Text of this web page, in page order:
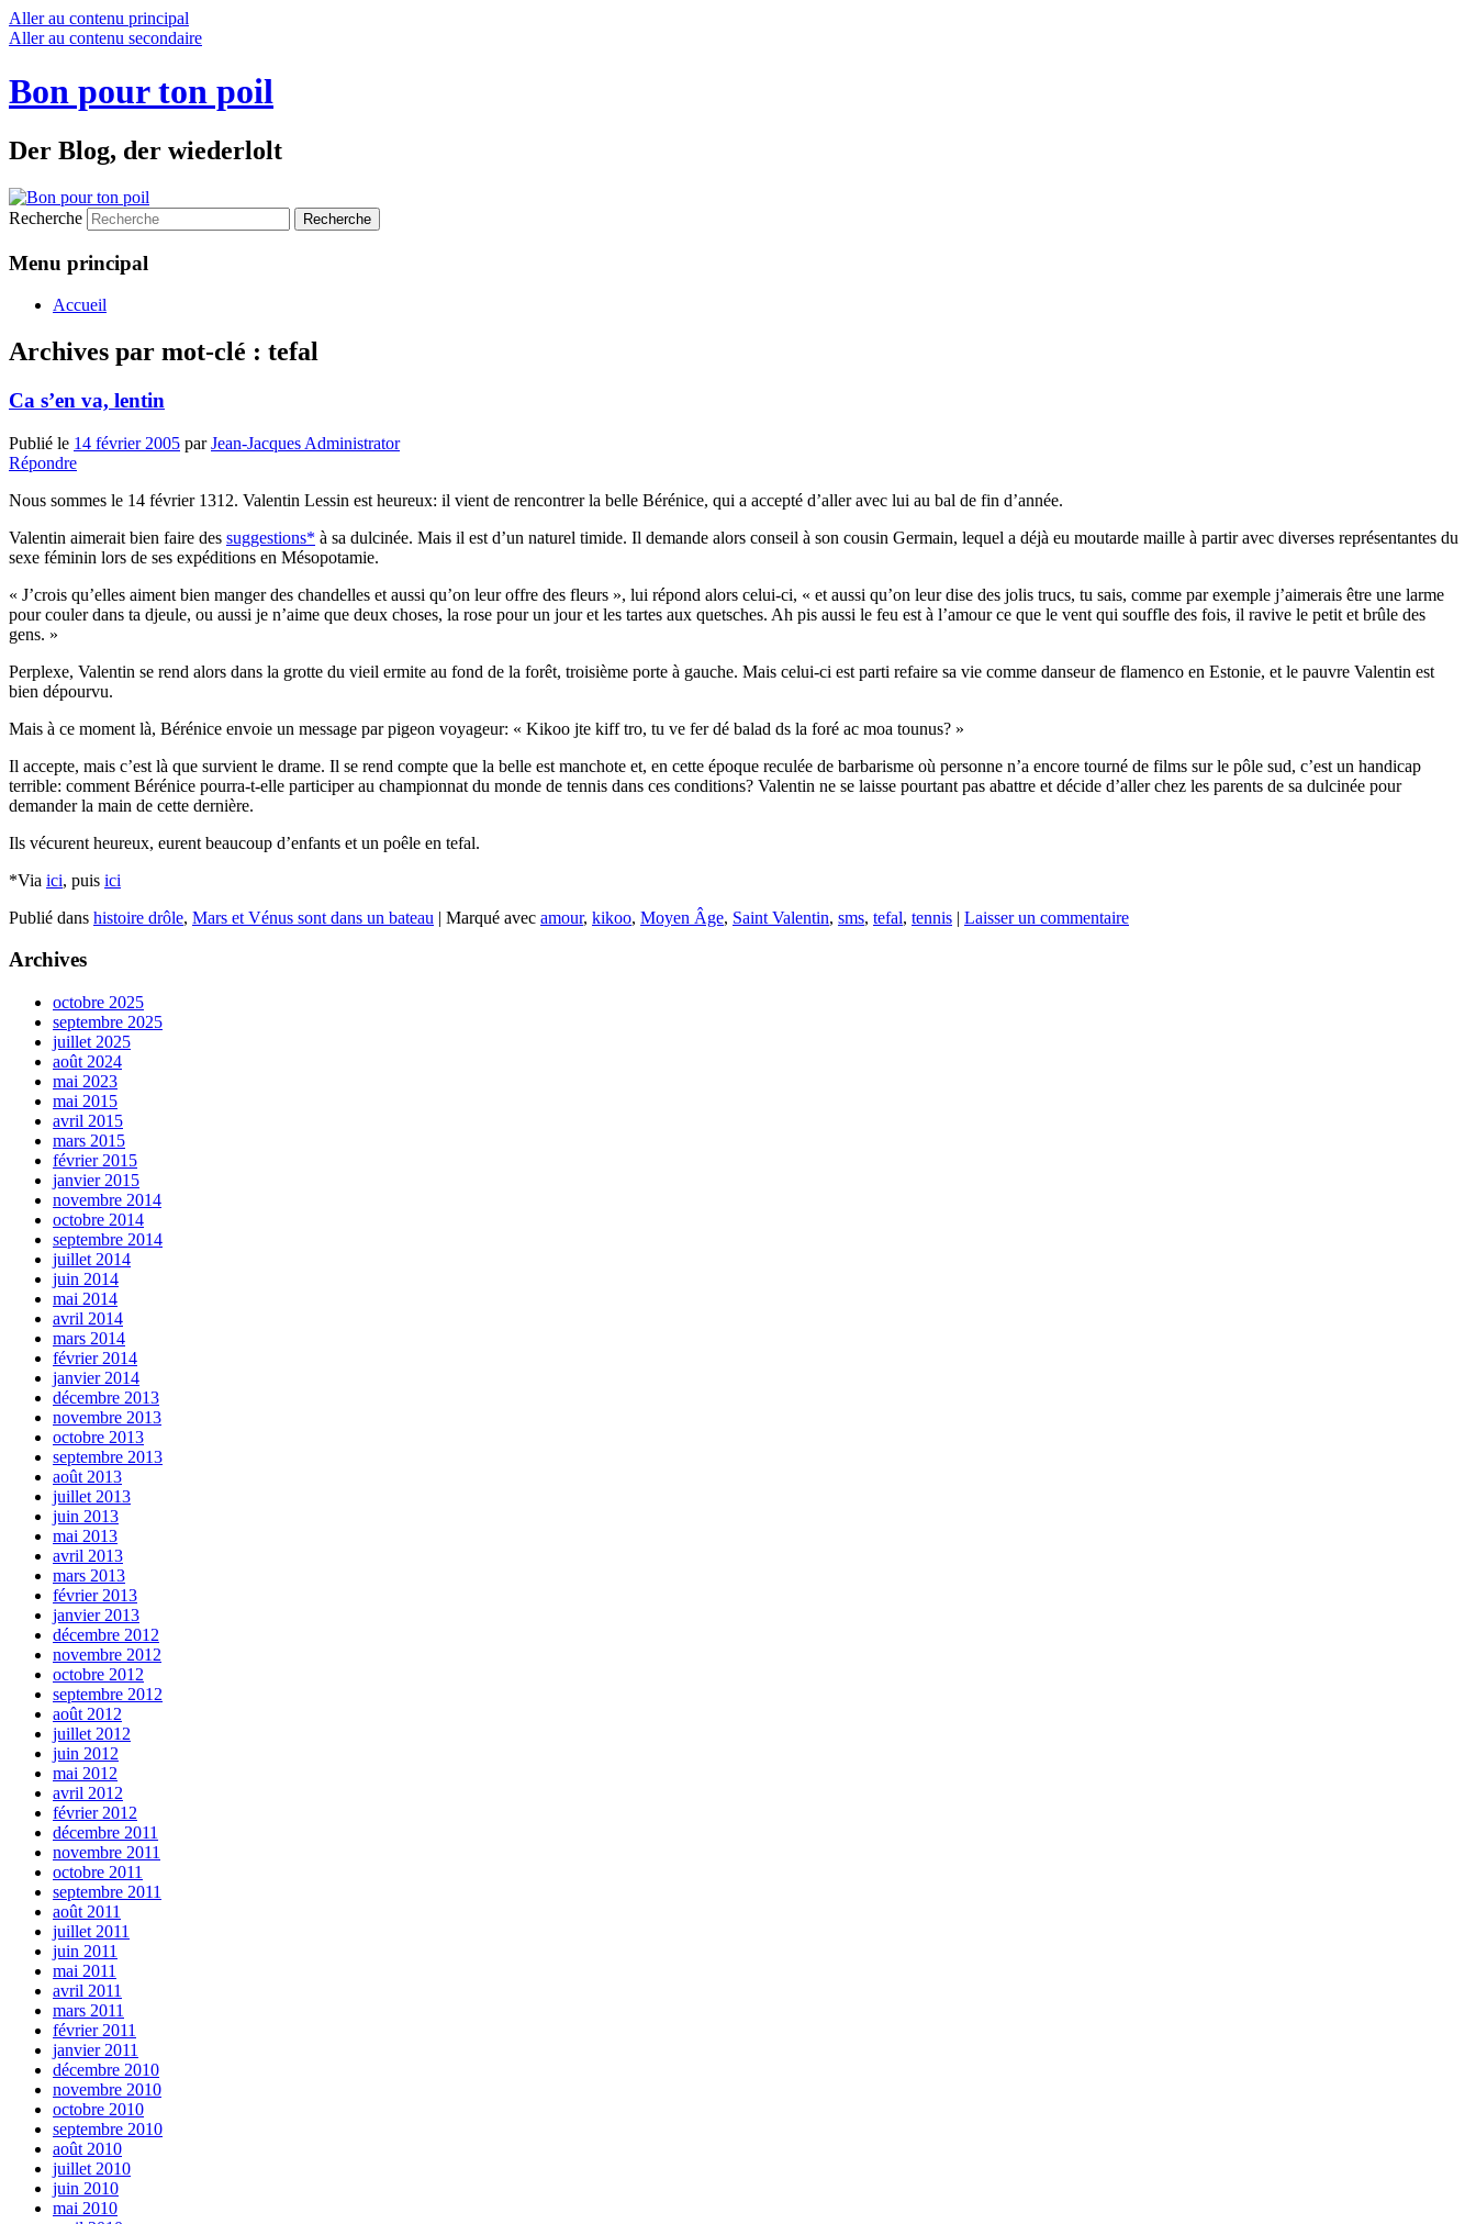
Aller au contenu principal
Aller au contenu secondaire
Bon pour ton poil
Der Blog, der wiederlolt
Recherche
Menu principal
Accueil
Archives par mot-clé : tefal
Ca s’en va, lentin
Publié le 14 février 2005 parJean-Jacques Administrator
Répondre
Nous sommes le 14 février 1312. Valentin Lessin est heureux: il vient de rencontrer la belle Bérénice, qui a accepté d’aller avec lui au bal de fin d’année.
Valentin aimerait bien faire des suggestions* à sa dulcinée. Mais il est d’un naturel timide. Il demande alors conseil à son cousin Germain, lequel a déjà eu moutarde maille à partir avec diverses représentantes du
sexe féminin lors de ses expéditions en Mésopotamie.
« J’crois qu’elles aiment bien manger des chandelles et aussi qu’on leur offre des fleurs », lui répond alors celui-ci, « et aussi qu’on leur dise des jolis trucs, tu sais, comme par exemple j’aimerais être une larme
pour couler dans ta djeule, ou aussi je n’aime que deux choses, la rose pour un jour et les tartes aux quetsches. Ah pis aussi le feu est à l’amour ce que le vent qui souffle des fois, il ravive le petit et brûle des
gens. »
Perplexe, Valentin se rend alors dans la grotte du vieil ermite au fond de la forêt, troisième porte à gauche. Mais celui-ci est parti refaire sa vie comme danseur de flamenco en Estonie, et le pauvre Valentin est
bien dépourvu.
Mais à ce moment là, Bérénice envoie un message par pigeon voyageur: « Kikoo jte kiff tro, tu ve fer dé balad ds la foré ac moa tounus? »
Il accepte, mais c’est là que survient le drame. Il se rend compte que la belle est manchote et, en cette époque reculée de barbarisme où personne n’a encore tourné de films sur le pôle sud, c’est un handicap
terrible: comment Bérénice pourra-t-elle participer au championnat du monde de tennis dans ces conditions? Valentin ne se laisse pourtant pas abattre et décide d’aller chez les parents de sa dulcinée pour
demander la main de cette dernière.
Ils vécurent heureux, eurent beaucoup d’enfants et un poêle en tefal.
*Via ici, puis ici
Publié dans histoire drôle, Mars et Vénus sont dans un bateau | Marqué avec amour, kikoo, Moyen Âge, Saint Valentin, sms, tefal, tennis | Laisser un commentaire
Archives
octobre 2025
septembre 2025
juillet 2025
août 2024
mai 2023
mai 2015
avril 2015
mars 2015
février 2015
janvier 2015
novembre 2014
octobre 2014
septembre 2014
juillet 2014
juin 2014
mai 2014
avril 2014
mars 2014
février 2014
janvier 2014
décembre 2013
novembre 2013
octobre 2013
septembre 2013
août 2013
juillet 2013
juin 2013
mai 2013
avril 2013
mars 2013
février 2013
janvier 2013
décembre 2012
novembre 2012
octobre 2012
septembre 2012
août 2012
juillet 2012
juin 2012
mai 2012
avril 2012
février 2012
décembre 2011
novembre 2011
octobre 2011
septembre 2011
août 2011
juillet 2011
juin 2011
mai 2011
avril 2011
mars 2011
février 2011
janvier 2011
décembre 2010
novembre 2010
octobre 2010
septembre 2010
août 2010
juillet 2010
juin 2010
mai 2010